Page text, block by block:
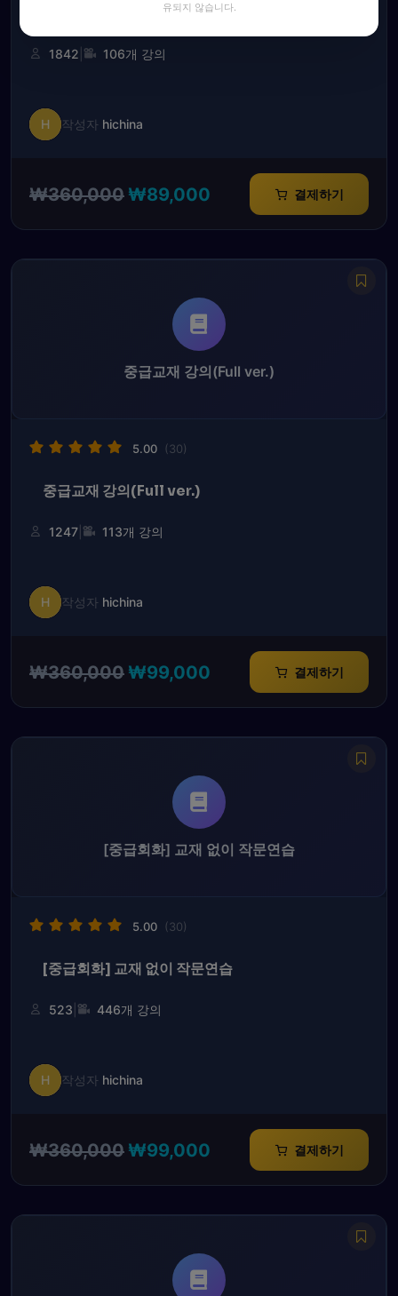
기초교재 강의(Full ver.)
1842 106개 강의
H 작성자 hichina
₩360,000 원
가
격:
₩89,000
가
격:
결제하기
중급교재 강의(Full ver.)
5.00 (30)
중급교재 강의(Full ver.)
1247 113개 강의
H 작성자 hichina
₩360,000 원
가
격:
₩99,000
가
격:
결제하기
[중급회화] 교재 없이 작문연습
5.00 (30)
[중급회화] 교재 없이 작문연습
523 446개 강의
H 작성자 hichina
₩360,000 원
가
격:
₩99,000
가
격:
결제하기
유되지 않습니다.